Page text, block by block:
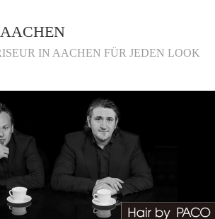
IN AACHEN FÜR JEDEN LOOK